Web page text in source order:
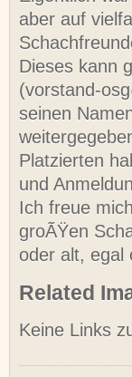
aber auf
Dieses kann
(vorstand-
seinen
Platzierten
und
Ich freue
groÃŸen
oder alt, egal
Related
Keine Links